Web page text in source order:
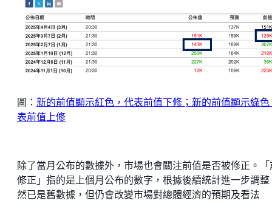
圖： 新的前值顯示紅色，代表前值下修；新的前值顯示綠色
表前值上修
除了當月公布的數據外，市場也會關注前值是否被修正。「
修正」指的是上個月公布的數字，根據後續統計進一步調整
然已是舊數據，但仍會改變市場對總體經濟的預期及看法